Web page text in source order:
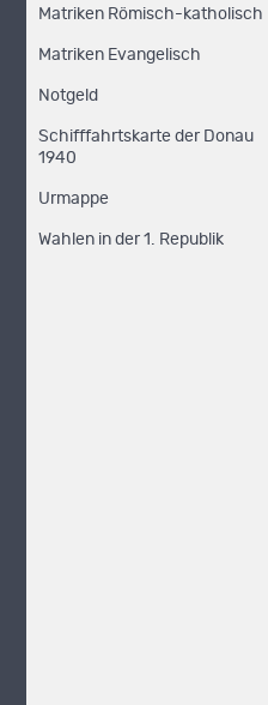
Matriken Römisch-katholisch
Matriken Evangelisch
Notgeld
Schifffahrtskarte der Donau
1940
Urmappe
Wahlen in der 1. Republik